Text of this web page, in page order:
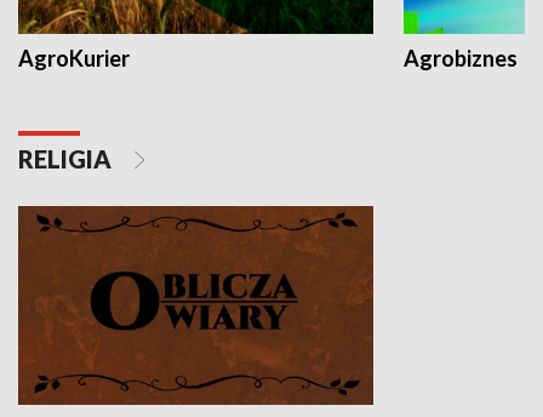
AgroKurier Agrobiznes
RELIGIA